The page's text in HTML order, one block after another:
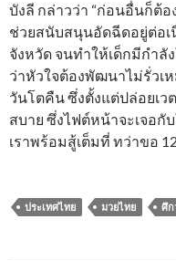
บังลี กล่าวว่า “ก่อนอื่นก็ต้
ช่วยสนับสนุนอัดฉีดอยู่ต่อเ
จังหวัด จนทำให้เด็กมีกำลั
ว่าหัวใจต้องพัฒนาไม่รั่วเ
วันโตคืน ซึ่งตั้งแต่ปล่อยเ
สบาย ซึ่งไฟต์หน้าจะเจอกั
เราพร้อมสู้เต็มที่ ทว่าขอ
ประเทศไทย มวยไทย ศึก